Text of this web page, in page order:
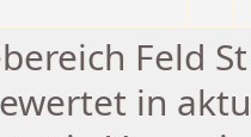
Feld
in